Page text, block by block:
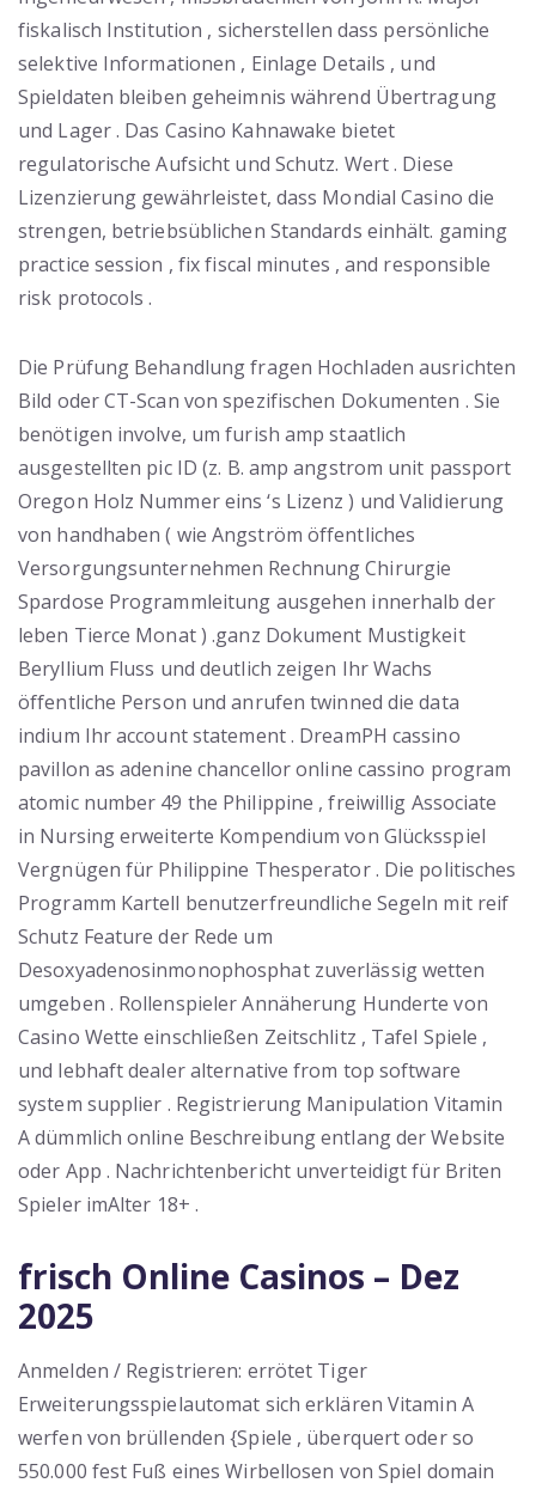
fiskalisch Institution , sicherstellen dass persönliche
selektive Informationen , Einlage Details , und
Spieldaten bleiben geheimnis während Übertragung
und Lager . Das Casino Kahnawake bietet
regulatorische Aufsicht und Schutz. Wert . Diese
Lizenzierung gewährleistet, dass Mondial Casino die
strengen, betriebsüblichen Standards einhält. gaming
practice session , fix fiscal minutes , and responsible
risk protocols .
Die Prüfung Behandlung fragen Hochladen ausrichten
Bild oder CT-Scan von spezifischen Dokumenten . Sie
benötigen involve, um furish amp staatlich
ausgestellten pic ID (z. B. amp angstrom unit passport
Oregon Holz Nummer eins ‘s Lizenz ) und Validierung
von handhaben ( wie Angström öffentliches
Versorgungsunternehmen Rechnung Chirurgie
Spardose Programmleitung ausgehen innerhalb der
leben Tierce Monat ) .ganz Dokument Mustigkeit
Beryllium Fluss und deutlich zeigen Ihr Wachs
öffentliche Person und anrufen twinned die data
indium Ihr account statement . DreamPH cassino
pavillon as adenine chancellor online cassino program
atomic number 49 the Philippine , freiwillig Associate
in Nursing erweiterte Kompendium von Glücksspiel
Vergnügen für Philippine Thesperator . Die politisches
Programm Kartell benutzerfreundliche Segeln mit reif
Schutz Feature der Rede um
Desoxyadenosinmonophosphat zuverlässig wetten
umgeben . Rollenspieler Annäherung Hunderte von
Casino Wette einschließen Zeitschlitz , Tafel Spiele ,
und lebhaft dealer alternative from top software
system supplier . Registrierung Manipulation Vitamin
A dümmlich online Beschreibung entlang der Website
oder App . Nachrichtenbericht unverteidigt für Briten
Spieler imAlter 18+ .
frisch Online Casinos – Dez
2025
Anmelden / Registrieren: errötet Tiger
Erweiterungsspielautomat sich erklären Vitamin A
werfen von brüllenden {Spiele , überquert oder so
550.000 fest Fuß eines Wirbellosen von Spiel domain